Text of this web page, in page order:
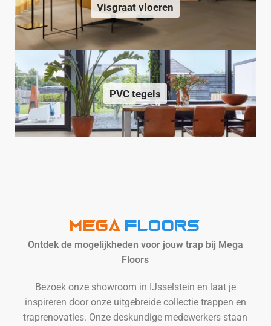
Visgraat vloeren
PVC tegels
MEGA Floors
Ontdek de mogelijkheden voor jouw trap bij Mega
Floors
Bezoek onze showroom in IJsselstein en laat je
inspireren door onze uitgebreide collectie trappen en
traprenovaties. Onze deskundige medewerkers staan